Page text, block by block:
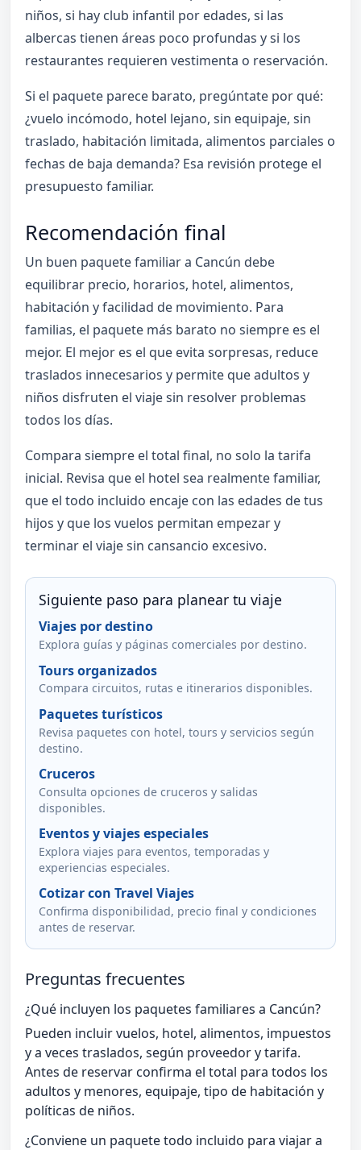
niños, si hay club infantil por edades, si las
albercas tienen áreas poco profundas y si los
restaurantes requieren vestimenta o reservación.
Si el paquete parece barato, pregúntate por qué:
¿vuelo incómodo, hotel lejano, sin equipaje, sin
traslado, habitación limitada, alimentos parciales o
fechas de baja demanda? Esa revisión protege el
presupuesto familiar.
Recomendación final
Un buen paquete familiar a Cancún debe
equilibrar precio, horarios, hotel, alimentos,
habitación y facilidad de movimiento. Para
familias, el paquete más barato no siempre es el
mejor. El mejor es el que evita sorpresas, reduce
traslados innecesarios y permite que adultos y
niños disfruten el viaje sin resolver problemas
todos los días.
Compara siempre el total final, no solo la tarifa
inicial. Revisa que el hotel sea realmente familiar,
que el todo incluido encaje con las edades de tus
hijos y que los vuelos permitan empezar y
terminar el viaje sin cansancio excesivo.
Siguiente paso para planear tu viaje
Viajes por destino
Explora guías y páginas comerciales por destino.
Tours organizados
Compara circuitos, rutas e itinerarios disponibles.
Paquetes turísticos
Revisa paquetes con hotel, tours y servicios según
destino.
Cruceros
Consulta opciones de cruceros y salidas
disponibles.
Eventos y viajes especiales
Explora viajes para eventos, temporadas y
experiencias especiales.
Cotizar con Travel Viajes
Confirma disponibilidad, precio final y condiciones
antes de reservar.
Preguntas frecuentes
¿Qué incluyen los paquetes familiares a Cancún?
Pueden incluir vuelos, hotel, alimentos, impuestos
y a veces traslados, según proveedor y tarifa.
Antes de reservar confirma el total para todos los
adultos y menores, equipaje, tipo de habitación y
políticas de niños.
¿Conviene un paquete todo incluido para viajar a